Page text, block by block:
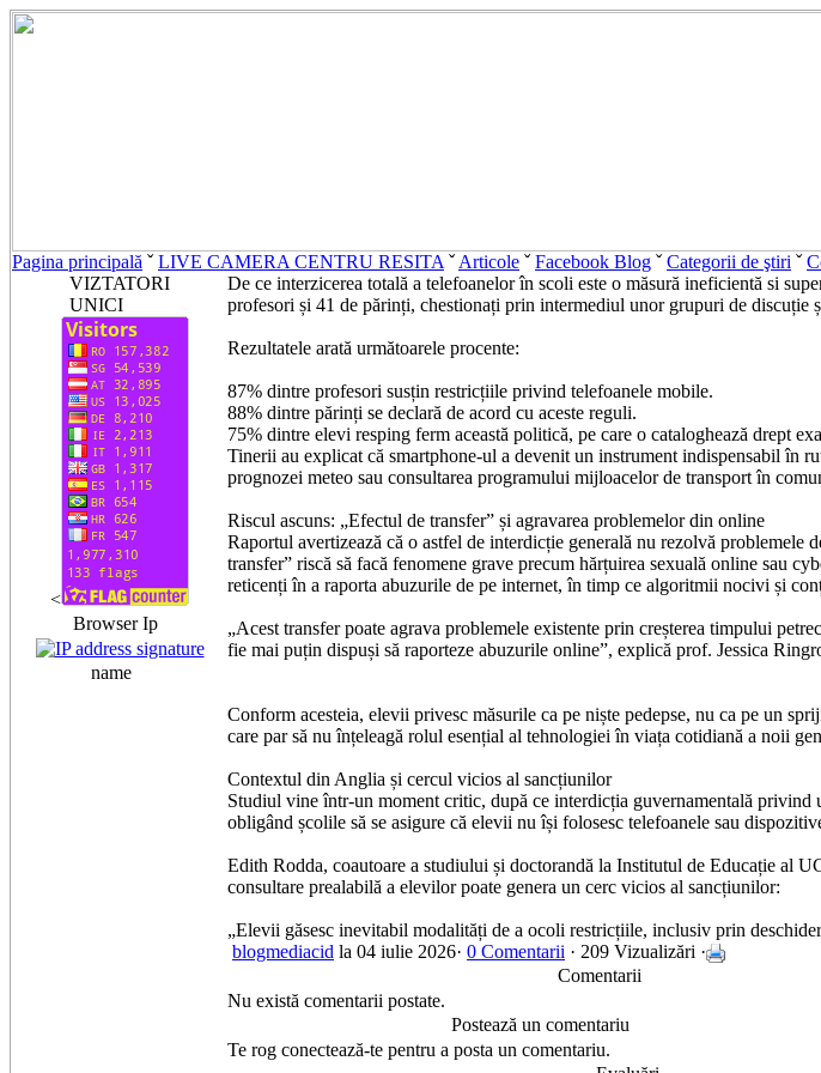
Pagina principală ˇLIVE CAMERA CENTRU RESITA ˇArticole ˇFacebook Blog ˇCategorii de ştiri ˇ
VIZTATORI
UNICI
<
Browser Ip
name
De ce interzicerea totală a telefoanelor în scoli este o măsură ineficientă si
profesori și 41 de părinți, chestionați prin intermediul unor grupuri de discuție
​Rezultatele arată următoarele procente:
​87% dintre profesori susțin restricțiile privind telefoanele mobile.
​88% dintre părinți se declară de acord cu aceste reguli.
​75% dintre elevi resping ferm această politică, pe care o cataloghează drept
​Tinerii au explicat că smartphone-ul a devenit un instrument indispensabil în
prognozei meteo sau consultarea programului mijloacelor de transport în
​Riscul ascuns: „Efectul de transfer” și agravarea problemelor din online
​Raportul avertizează că o astfel de interdicție generală nu rezolvă
transfer” riscă să facă fenomene grave precum hărțuirea sexuală online sau
reticenți în a raporta abuzurile de pe internet, în timp ce algoritmii nocivi și
​„Acest transfer poate agrava problemele existente prin creșterea timpului
fie mai puțin dispuși să raporteze abuzurile online”, explică prof. Jessica
​Conform acesteia, elevii privesc măsurile ca pe niște pedepse, nu ca pe un
care par să nu înțeleagă rolul esențial al tehnologiei în viața cotidiană a noii
​Contextul din Anglia și cercul vicios al sancțiunilor
​Studiul vine într-un moment critic, după ce interdicția guvernamentală
obligând școlile să se asigure că elevii nu își folosesc telefoanele sau
​Edith Rodda, coautoare a studiului și doctorandă la Institutul de Educație al
consultare prealabilă a elevilor poate genera un cerc vicios al sancțiunilor:
​„Elevii găsesc inevitabil modalități de a ocoli restricțiile, inclusiv prin
blogmediacid la 04 iulie 2026· 0 Comentarii · 209 Vizualizări ·
Comentarii
Nu există comentarii postate.
Postează un comentariu
Te rog conectează-te pentru a posta un comentariu.